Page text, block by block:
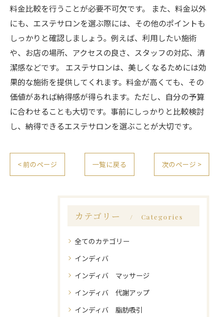
料金比較を行うことが必要不可欠です。 また、料金以外
にも、エステサロンを選ぶ際には、その他のポイントも
しっかりと確認しましょう。例えば、利用したい施術
や、お店の場所、アクセスの良さ、スタッフの対応、清
潔感などです。 エステサロンは、美しくなるためには効
果的な施術を提供してくれます。料金が高くても、その
価値があれば納得感が得られます。ただし、自分の予算
に合わせることも大切です。事前にしっかりと比較検討
し、納得できるエステサロンを選ぶことが大切です。
< 前のページ 一覧に戻る 次のページ >
カテゴリー Categories
全てのカテゴリー
インディバ
インディバ マッサージ
インディバ 代謝アップ
インディバ 脂肪吸引